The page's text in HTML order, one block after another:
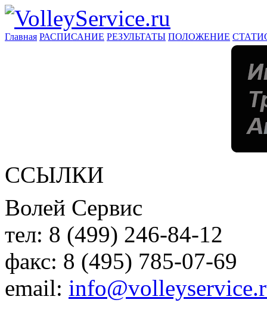
Главная РАСПИСАНИЕ РЕЗУЛЬТАТЫ ПОЛОЖЕНИЕ
ССЫЛКИ
Волей Сервис
тел: 8 (499) 246-84-12
факс: 8 (495) 785-07-69
email: